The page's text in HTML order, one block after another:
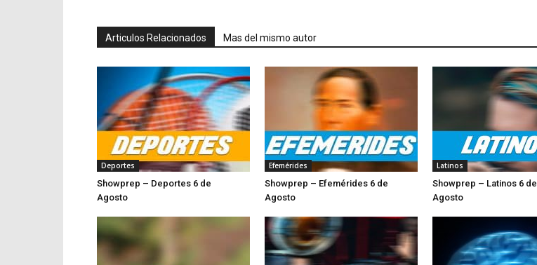
Articulos Relacionados Mas del mismo autor
Deportes
Showprep – Deportes 6 de
Agosto
Efemérides
Showprep – Efemérides 6 de
Agosto
Latinos
Showprep – Latinos 6 de
Agosto